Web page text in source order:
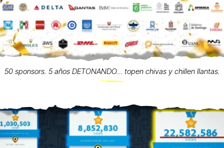
50 sponsors. 5 años DETONANDO... topen chivas y chillen llantas.